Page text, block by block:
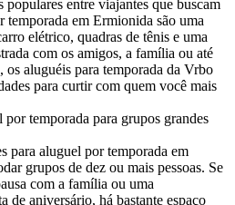
entre viajantes que buscam
temporada em Ermionida são uma
elétrico, quadras de tênis e uma
com os amigos, a família ou até
os aluguéis para temporada da Vrbo
para curtir com quem você mais
temporada para grupos grandes
para aluguel por temporada em
grupos de dez ou mais pessoas. Se
com a família ou uma
de aniversário, há bastante espaço